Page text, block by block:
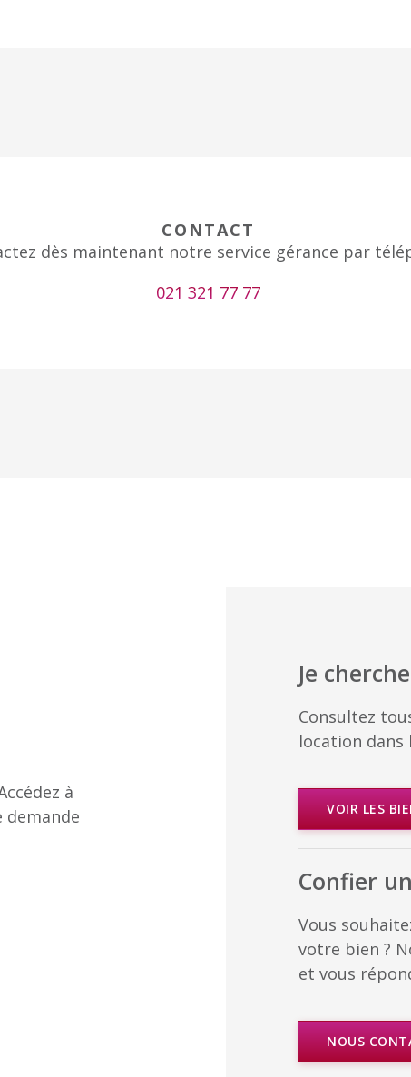
CONTACT
dès maintenant notre service gérance par
021 321 77 77
à
Je
Consultez
location dans
VOIR LES
Confier
Vous
votre bien ?
et vous
NOUS